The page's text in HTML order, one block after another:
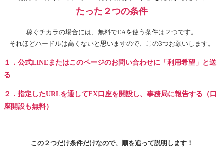
たった２つの条件
稼ぐチカラの場合には、無料でEAを使う条件は２つです。
それほどハードルは高くないと思いますので、この3つお願いします。
１．公式LINEまたはこのページのお問い合わせに「利用希望」と送
る
２．指定したURLを通してFX口座を開設し、事務局に報告する（口
座開設も無料）
この２つだけ条件だけなので、順を追って説明します！